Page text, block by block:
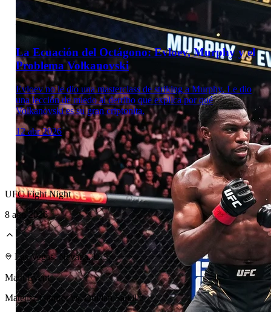
Laboratorio Técnico
Laboratorio Técnico
La Ecuación del Octágono: Evloev, Murphy y el
Problema Volkanovski
Evloev no le dio una masterclass de striking a Murphy. Le dio
una lección de miedo al derribo que explica por qué
Volkanovski es su gran criptonita.
12 abr 2026
UFC Fight Night
8 ago 2026
Las Vegas, Nevada, U.S.
Main Event
Mateusz Gamrot vs. Quillan Salkilld